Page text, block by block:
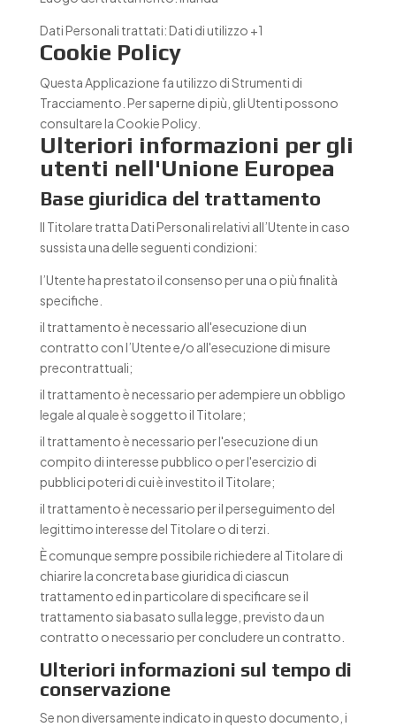
Dati Personali trattati:Dati di utilizzo +1
Cookie Policy
Questa Applicazione fa utilizzo di Strumenti di
Tracciamento. Per saperne di più, gli Utenti possono
consultare la Cookie Policy.
Ulteriori informazioni per gli
utenti nell'Unione Europea
Base giuridica del trattamento
Il Titolare tratta Dati Personali relativi all’Utente in caso
sussista una delle seguenti condizioni:
l’Utente ha prestato il consenso per una o più finalità
specifiche.
il trattamento è necessario all'esecuzione di un
contratto con l’Utente e/o all'esecuzione di misure
precontrattuali;
il trattamento è necessario per adempiere un obbligo
legale al quale è soggetto il Titolare;
il trattamento è necessario per l'esecuzione di un
compito di interesse pubblico o per l'esercizio di
pubblici poteri di cui è investito il Titolare;
il trattamento è necessario per il perseguimento del
legittimo interesse del Titolare o di terzi.
È comunque sempre possibile richiedere al Titolare di
chiarire la concreta base giuridica di ciascun
trattamento ed in particolare di specificare se il
trattamento sia basato sulla legge, previsto da un
contratto o necessario per concludere un contratto.
Ulteriori informazioni sul tempo di
conservazione
Se non diversamente indicato in questo documento, i